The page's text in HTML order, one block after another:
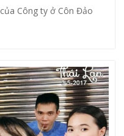
Công ty ở Côn Đảo